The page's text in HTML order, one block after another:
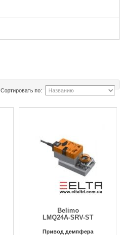
Сортировать по:
Belimo
LMQ24A-SRV-ST
Привод демпфера